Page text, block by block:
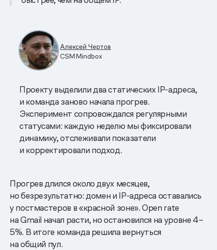
Алексей Чертов
CSM Mindbox
Проекту выделили два статических IP-адреса,
и команда заново начала прогрев.
Эксперимент сопровождался регулярными
статусами: каждую неделю мы фиксировали
динамику, отслеживали показатели
и корректировали подход.
Прогрев длился около двух месяцев,
но безрезультатно: домен и IP-адреса оставались
у постмастеров в «красной зоне». Open rate
на Gmail начал расти, но остановился на уровне 4–
5%. В итоге команда решила вернуться
на общий пул.